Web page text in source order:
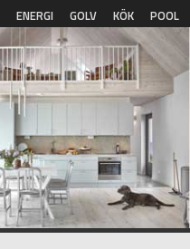
ENERGI GOLV KÖK POOL